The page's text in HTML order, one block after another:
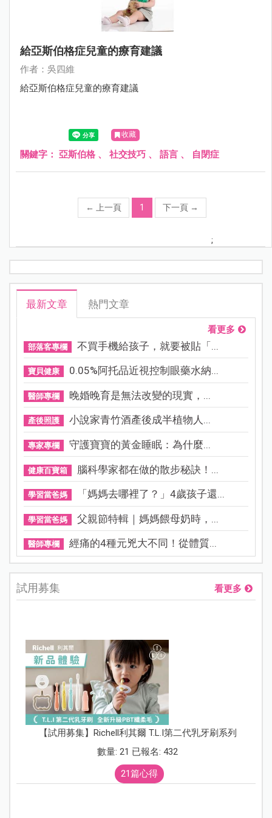
給亞斯伯格症兒童的療育建議
作者：吳四維
給亞斯伯格症兒童的療育建議
收藏
關鍵字： 亞斯伯格 、 社交技巧 、 語言 、 自閉症
← 上一頁 1 下一頁 →
;
最新文章 熱門文章
看更多
部落客專欄 不買手機給孩子，就要被貼「...
寶貝健康 0.05%阿托品近視控制眼藥水納...
醫師專欄 晚婚晚育是無法改變的現實，...
產後照護 小說家青竹酒產後成半植物人...
專家專欄 守護寶寶的黃金睡眠：為什麼...
健康百寶箱 腦科學家都在做的散步秘訣！...
學習當爸媽 「媽媽去哪裡了？」4歲孩子還...
學習當爸媽 父親節特輯｜媽媽餵母奶時，...
醫師專欄 經痛的4種元兇大不同！從體質...
試用募集 看更多
【試用募集】Richell利其爾 T.L.I第二代乳牙刷系列
數量: 21 已報名: 432
21篇心得